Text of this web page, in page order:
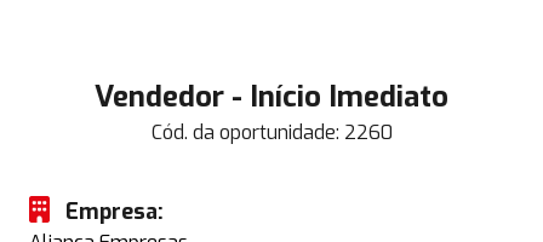
Vendedor - Início Imediato
Cód. da oportunidade: 2260
Empresa: